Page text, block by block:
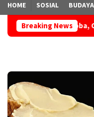
HOME SOSIAL BUDAYA
Breaking News
Oknum Kades di